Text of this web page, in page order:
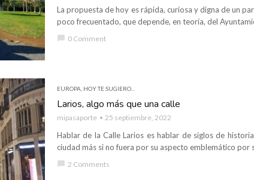
La propuesta de hoy es rápida, curiosa y digna de un
poco frecuentado, que depende, en teoría, del
chat_bubble 0 Comment
EUROPA HOY TE SUGIERO...
Larios, algo más que una calle
mipasaporte 25 septiembre, 2022
Hablar de la Calle Larios es hablar de siglos de
ciudad más si no fuera por su aspecto emblemático
chat_bubble 2 Comments